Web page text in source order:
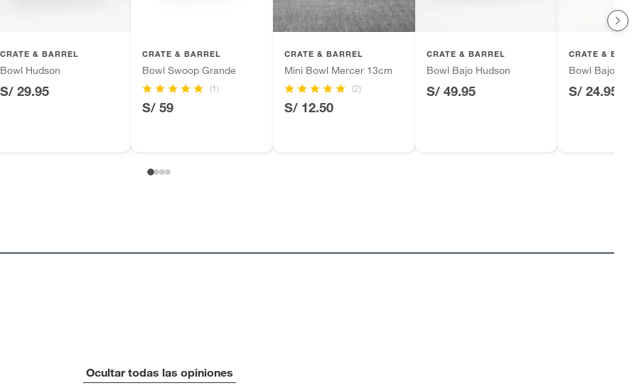
CRATE & BARREL
Bowl Hudson
S/ 29.95
CRATE & BARREL
Bowl Swoop Grande
(1)
S/ 59
CRATE & BARREL
Mini Bowl Mercer 13cm
(2)
S/ 12.50
CRATE & BARREL
Bowl Bajo Hudson
S/ 49.95
CRATE &
Bowl Bajo
S/ 24.95
Ocultar todas las opiniones